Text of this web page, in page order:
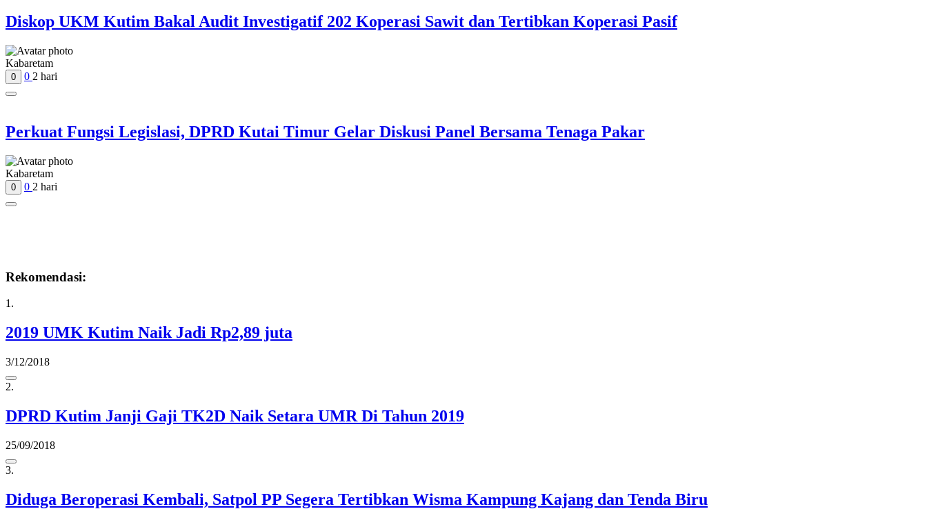
Diskop UKM Kutim Bakal Audit Investigatif 202 Koperasi Sawit dan Tertibkan Koperasi Pasif
Kabaretam
0 0 2 hari
Perkuat Fungsi Legislasi, DPRD Kutai Timur Gelar Diskusi Panel Bersama Tenaga Pakar
Kabaretam
0 0 2 hari
Rekomendasi:
1.
2019 UMK Kutim Naik Jadi Rp2,89 juta
3/12/2018
2.
DPRD Kutim Janji Gaji TK2D Naik Setara UMR Di Tahun 2019
25/09/2018
3.
Diduga Beroperasi Kembali, Satpol PP Segera Tertibkan Wisma Kampung Kajang dan Tenda Biru